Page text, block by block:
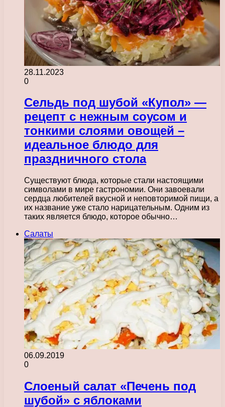
28.11.2023
0
Сельдь под шубой «Купол» —
рецепт с нежным соусом и
тонкими слоями овощей –
идеальное блюдо для
праздничного стола
Существуют блюда, которые стали настоящими
символами в мире гастрономии. Они завоевали
сердца любителей вкусной и неповторимой пищи, а
их название уже стало нарицательным. Одним из
таких является блюдо, которое обычно…
Салаты
06.09.2019
0
Слоеный салат «Печень под
шубой» с яблоками